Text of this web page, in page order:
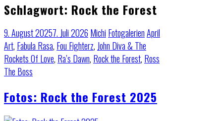
Schlagwort: Rock the Forest
9. August 20257. Juli 2026 Michi FotogalerienApril
Art, Fabula Rasa, Fou Fighterz, John Diva & The
Rockets Of Love, Ra’s Dawn, Rock the Forest, Ross
The Boss
Fotos: Rock the Forest 2025